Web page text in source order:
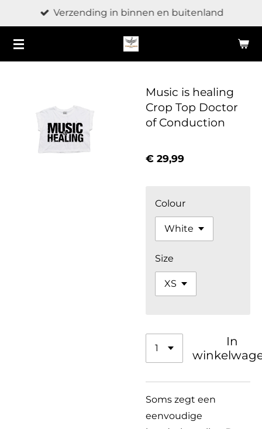
direct
naar
de
Verzending in binnen en buitenland
Music is healing
Crop Top Doctor
of Conduction
€ 29,99
Colour
Size
In
Soms zegt een
eenvoudige